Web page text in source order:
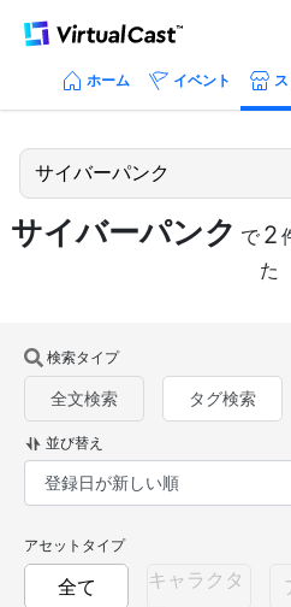
ホーム イベント
サイバーパンク で 2
た
検索タイプ
全文検索 タグ検索
並び替え
アセットタイプ
全て
キャラクタ